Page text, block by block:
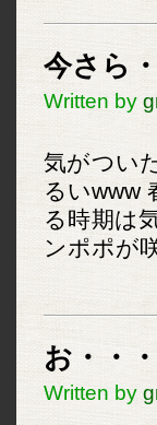
今さら
Written by
気がつい
るいwww
る時期は
ンポポが
お・・
Written by